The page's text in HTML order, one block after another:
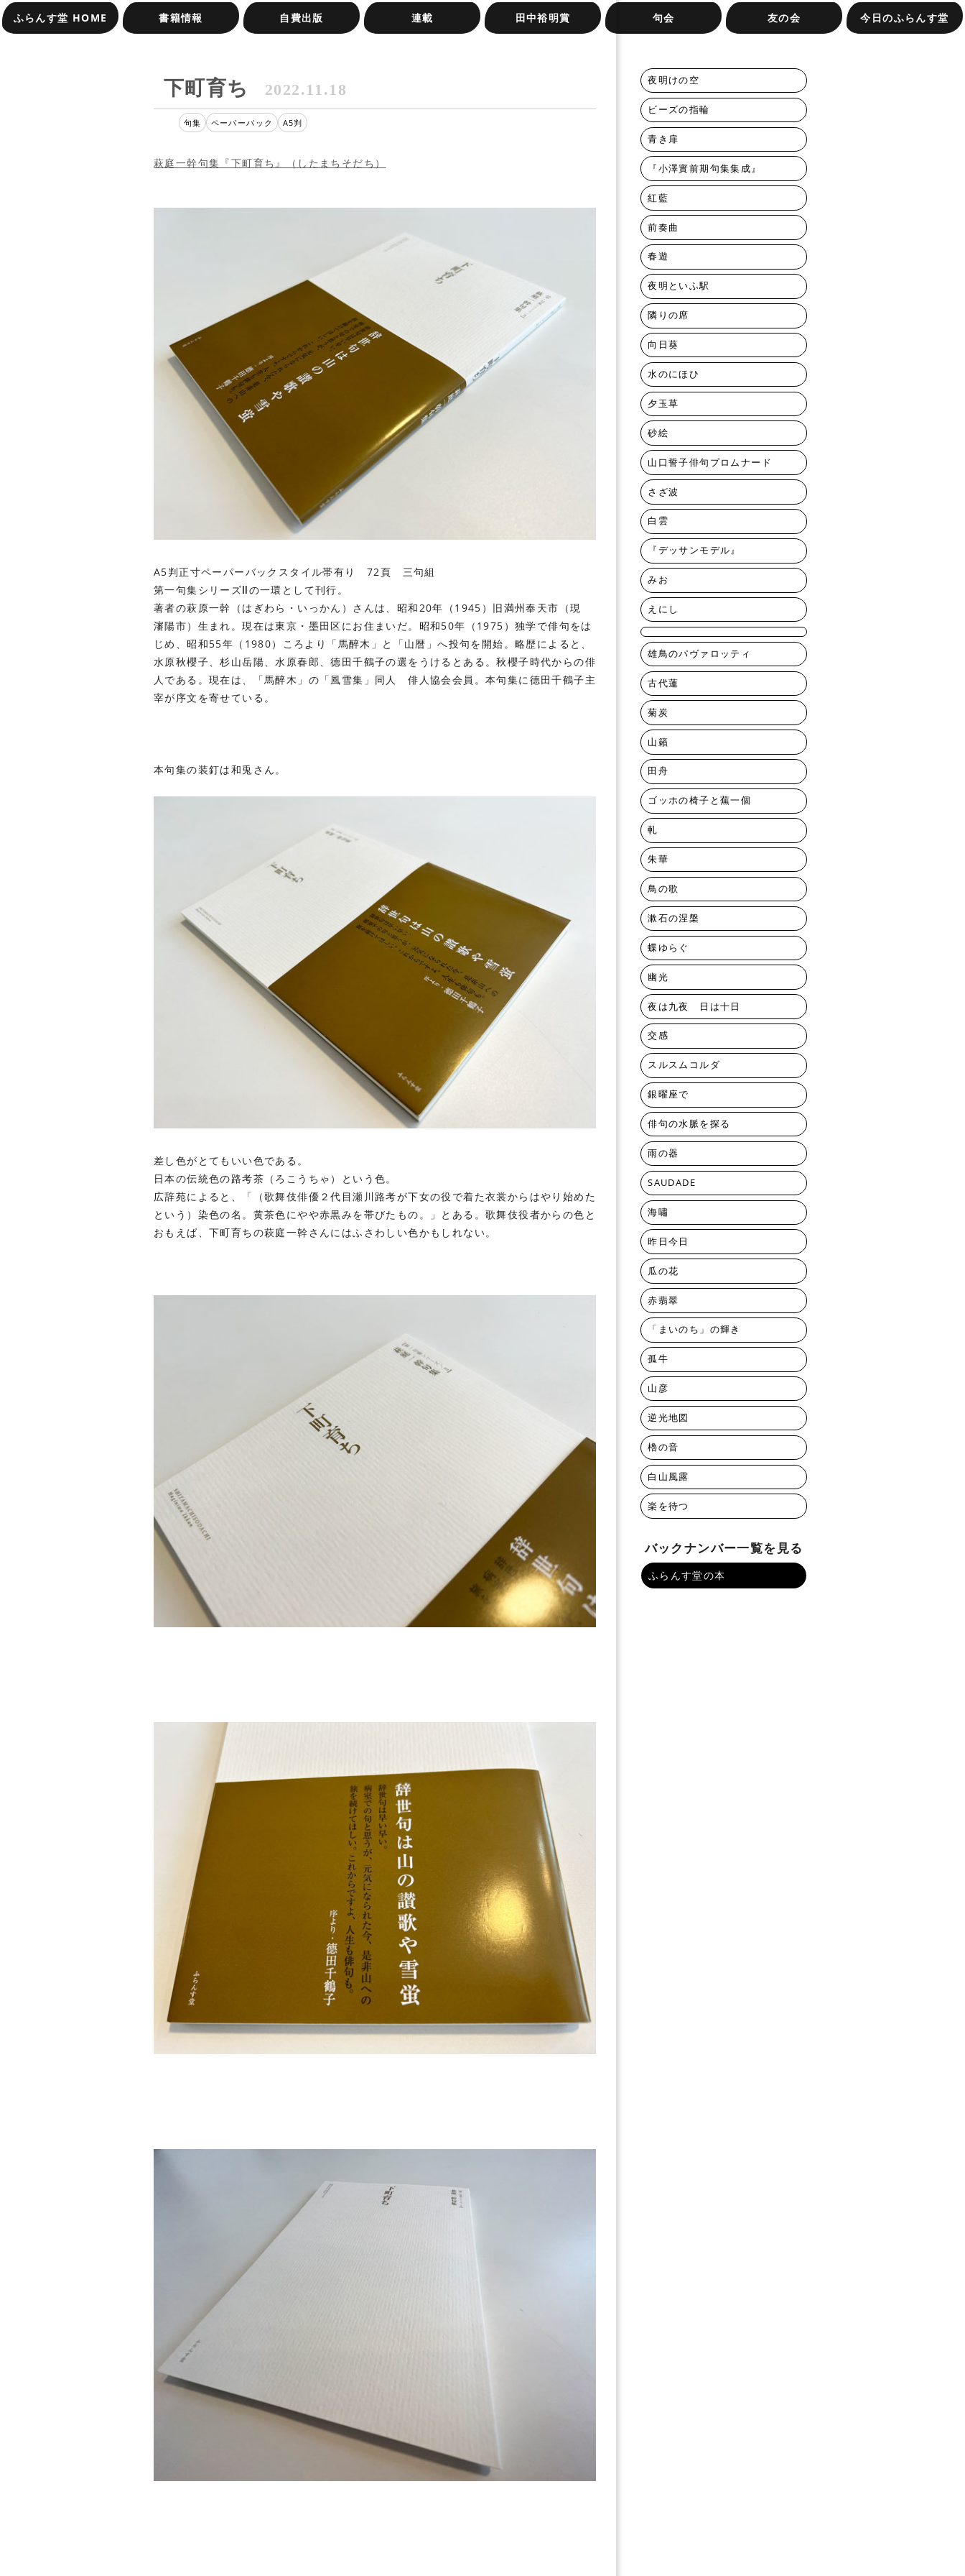
ふらんす堂 HOME 書籍情報 自費出版 連載 田中裕明賞 句会 友の会 今日のふらんす堂
下町育ち 2022.11.18
句集 ペーパーバック A5判
萩庭一幹句集『下町育ち』（したまちそだち）
A5判正寸ペーパーバックスタイル帯有り 72頁 三句組
第一句集シリーズⅡの一環として刊行。
著者の萩原一幹（ はぎわら・いっかん）さんは、昭和20年（1945）旧満州奉天市（現
瀋陽市）生まれ。現在は東京・墨田区にお住まいだ。昭和50年（1975）独学で俳句をは
じめ、昭和55年（1980）ころより「馬醉木」と「山暦」へ投句を開始。略歴によると、
水原秋櫻子、杉山岳陽、水原春郎、德田千鶴子の選をうけるとある。秋櫻子時代からの俳
人である。現在は、「馬醉木」の「風雪集」同人 俳人協会会員。本句集に德田千鶴子主
宰が序文を寄せている。
本句集の装釘は和兎さん。
差し色がとてもいい色である。
日本の伝統色の路考茶（ろこうちゃ）という色。
広辞苑によると、「（歌舞伎俳優２代目瀬川路考が下女の役で着た衣裳からはやり始めた
という）染色の名。黄茶色にやや赤黒みを帯びたもの。
」とある。歌舞伎役者からの色と
おもえば、下町育ちの萩庭一幹さんにはふさわしい色かもしれない。
夜明けの空
ビーズの指輪
青き扉
『小澤實前期句集集成』
紅藍
前奏曲
春遊
夜明といふ駅
隣りの席
向日葵
水のにほひ
夕玉草
砂絵
山口誓子俳句プロムナード
さざ波
白雲
『デッサンモデル』
みお
えにし
雄鳥のパヴァロッティ
古代蓮
菊炭
山籟
田舟
ゴッホの椅子と蕪一個
軋
朱華
鳥の歌
漱石の涅槃
蝶ゆらぐ
幽光
夜は九夜 日は十日
交感
スルスムコルダ
銀曜座で
俳句の水脈を探る
雨の器
SAUDADE
海嘯
昨日今日
瓜の花
赤翡翠
「まいのち」の輝き
孤牛
山彦
逆光地図
櫓の音
白山風露
楽を待つ
バックナンバー一覧を見る
ふらんす堂の本